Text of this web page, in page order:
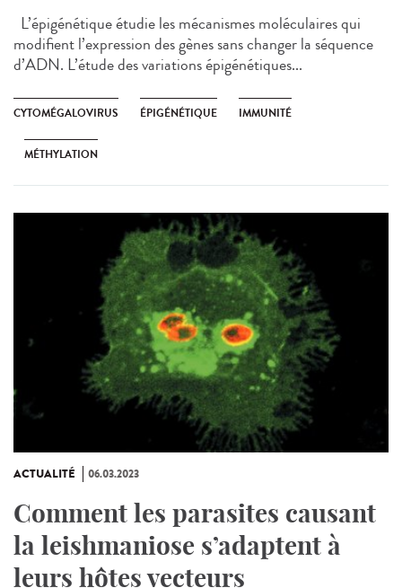
L’épigénétique étudie les mécanismes moléculaires qui
modifient l’expression des gènes sans changer la séquence
d’ADN. L’étude des variations épigénétiques...
CYTOMÉGALOVIRUS ÉPIGÉNÉTIQUE IMMUNITÉ
MÉTHYLATION
ACTUALITÉ 06.03.2023
Comment les parasites causant
la leishmaniose s’adaptent à
leurs hôtes vecteurs